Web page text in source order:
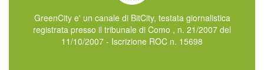
GreenCity e' un canale di BitCity, testata giornalistica
registrata presso il tribunale di Como , n. 21/2007 del
11/10/2007 - Iscrizione ROC n. 15698